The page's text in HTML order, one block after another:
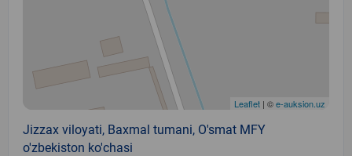
Leaflet | ©e-auksion.uz
Jizzax viloyati, Baxmal tumani, O'smat MFY
o'zbekiston ko'chasi